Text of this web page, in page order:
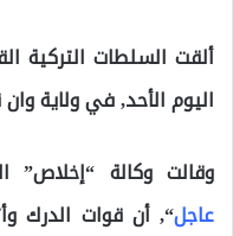
اليوم الأحد, في ولاية وان
وقالت وكالة “إخلاص”
عاجل“, أن قوات الدرك